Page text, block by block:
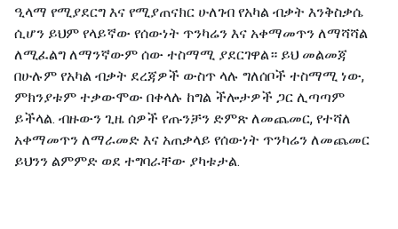
ዒላማ የሚያደርግ እና የሚያጠናክር ሁለገብ የአካል ብቃት እንቅስቃሴ
ሲሆን ይህም የላይኛው የሰውነት ጥንካሬን እና አቀማመጥን ለማሻሻል
ለሚፈልግ ለማንኛውም ሰው ተስማሚ ያደርገዋል። ይህ መልመጃ
በሁሉም የአካል ብቃት ደረጃዎች ውስጥ ላሉ ግለሰቦች ተስማሚ ነው,
ምክንያቱም ተቃውሞው በቀላሉ ከግል ችሎታዎች ጋር ሊጣጣም
ይችላል. ብዙውን ጊዜ ሰዎች የጡንቻን ድምጽ ለመጨመር, የተሻለ
አቀማመጥን ለማራመድ እና አጠቃላይ የሰውነት ጥንካሬን ለመጨመር
ይህንን ልምምድ ወደ ተግባራቸው ያካቱታል.